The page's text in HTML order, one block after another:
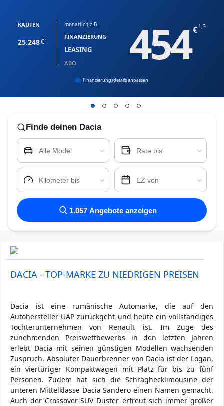
monatlich z.B.
FINANZIERUNG
LEASING
ABO 454 1,3
KAUFEN
25.248 1
Finanzierungsdetails anpassen
Finde deinen Dacia
Alle Model Rate bis
Kilometer bis EZ von
1.057 Angebote anzeigen
DACIA - TOP-MARKE ZU NIEDRIGEN PREISEN
Dacia ist eine rumänische Automarke, die auf den
Autohersteller UAP zurückgeht und heute ein vollständiges
Tochterunternehmen von Renault ist. Im Zuge des
zunehmenden Preiswettbewerbs in den letzten Jahren
erlebt Dacia mit seinen günstigen Modellen wachsenden
Zuspruch. Absoluter Dauerbrenner von Dacia ist der Logan,
ein viertüriger Kompaktwagen mit Platz für bis zu fünf
Personen. Zudem hat sich die Schräghecklimousine der
unteren Mittelklasse Dacia Sandero einen Namen gemacht.
Auch der Crossover-SUV Duster erfreut sich immer größer